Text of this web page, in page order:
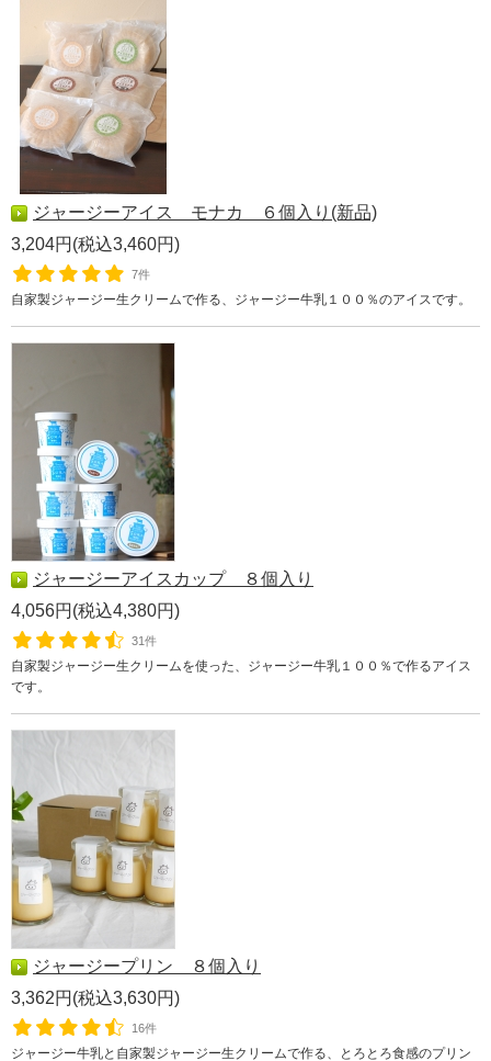
ジャージーアイス モナカ ６個入り(新品)
3,204円(税込3,460円)
7件
自家製ジャージー生クリームで作る、ジャージー牛乳１００％のアイスです。
ジャージーアイスカップ ８個入り
4,056円(税込4,380円)
31件
自家製ジャージー生クリームを使った、ジャージー牛乳１００％で作るアイス
です。
ジャージープリン ８個入り
3,362円(税込3,630円)
16件
ジャージー牛乳と自家製ジャージー生クリームで作る、とろとろ食感のプリン